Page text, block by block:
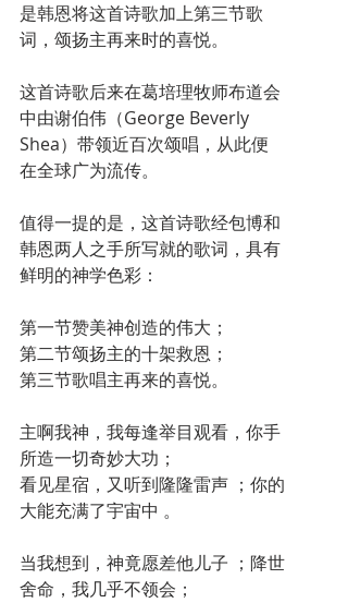
是韩恩将这首诗歌加上第三节歌
词，颂扬主再来时的喜悦。
这首诗歌后来在葛培理牧师布道会
中由谢伯伟（George Beverly
Shea）带领近百次颂唱，从此便
在全球广为流传。
值得一提的是，这首诗歌经包博和
韩恩两人之手所写就的歌词，具有
鲜明的神学色彩：
第一节赞美神创造的伟大；
第二节颂扬主的十架救恩；
第三节歌唱主再来的喜悦。
主啊我神，我每逢举目观看，你手
所造一切奇妙大功；
看见星宿，又听到隆隆雷声 ；你的
大能充满了宇宙中 。
当我想到，神竟愿差他儿子 ；降世
舍命，我几乎不领会；